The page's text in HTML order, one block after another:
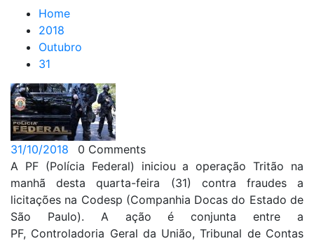
Home
2018
Outubro
31
31/10/2018
0 Comments
A PF (Polícia Federal) iniciou a operação Tritão na
manhã desta quarta-feira (31) contra fraudes a
licitações na Codesp (Companhia Docas do Estado de
São Paulo). A ação é conjunta entre a
PF, Controladoria Geral da União, Tribunal de Contas